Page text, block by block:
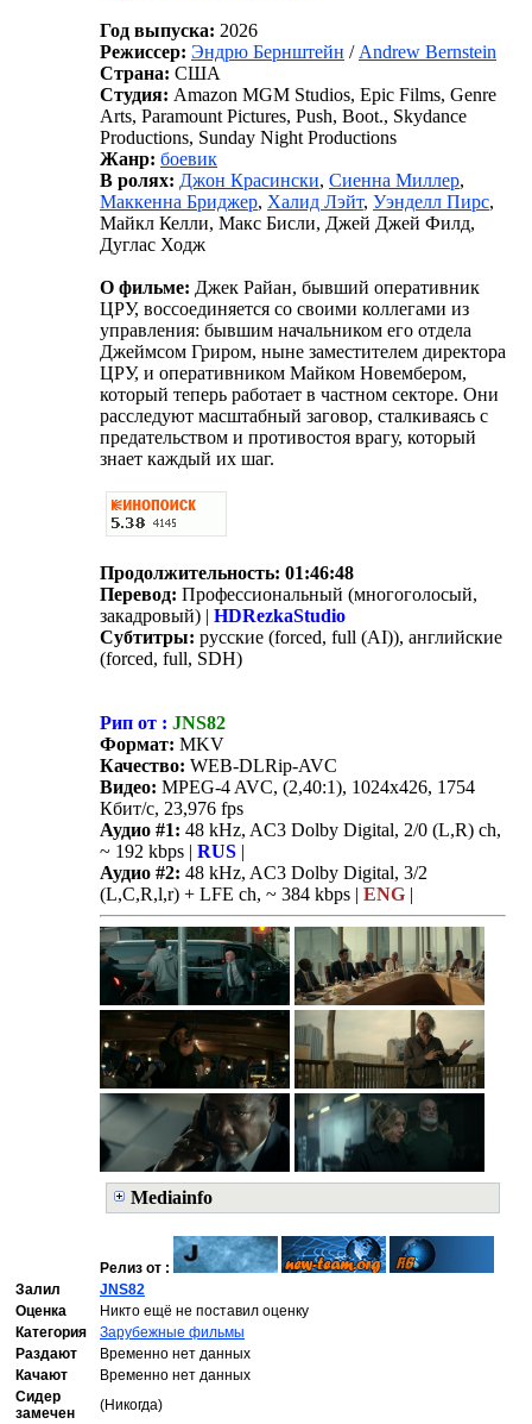
Год выпуска: 2026
Режиссер: Эндрю Бернштейн / Andrew Bernstein
Страна: США
Студия: Amazon MGM Studios, Epic Films, Genre
Arts, Paramount Pictures, Push, Boot., Skydance
Productions, Sunday Night Productions
Жанр: боевик
В ролях: Джон Красински, Сиенна Миллер,
Маккенна Бриджер, Халид Лэйт, Уэнделл Пирс,
Майкл Келли, Макс Бисли, Джей Джей Филд,
Дуглас Ходж
О фильме: Джек Райан, бывший оперативник
ЦРУ, воссоединяется со своими коллегами из
управления: бывшим начальником его отдела
Джеймсом Гриром, ныне заместителем директора
ЦРУ, и оперативником Майком Новембером,
который теперь работает в частном секторе. Они
расследуют масштабный заговор, сталкиваясь с
предательством и противостоя врагу, который
знает каждый их шаг.
Продолжительность: 01:46:48
Перевод: Профессиональный (многоголосый,
закадровый) | HDRezkaStudio
Субтитры: русские (forced, full (AI)), английские
(forced, full, SDH)
Рип от : JNS82
Формат: MKV
Качество: WEB-DLRip-AVC
Видео: MPEG-4 AVC, (2,40:1), 1024x426, 1754
Кбит/с, 23,976 fps
Аудио #1: 48 kHz, AC3 Dolby Digital, 2/0 (L,R) ch,
~ 192 kbps | RUS |
Аудио #2: 48 kHz, AC3 Dolby Digital, 3/2
(L,C,R,l,r) + LFE ch, ~ 384 kbps | ENG |
Mediainfo
Релиз от :
Залил
JNS82
Оценка
Никто ещё не поставил оценку
Категория
Зарубежные фильмы
Раздают
Временно нет данных
Качают
Временно нет данных
Сидер
замечен
(Никогда)